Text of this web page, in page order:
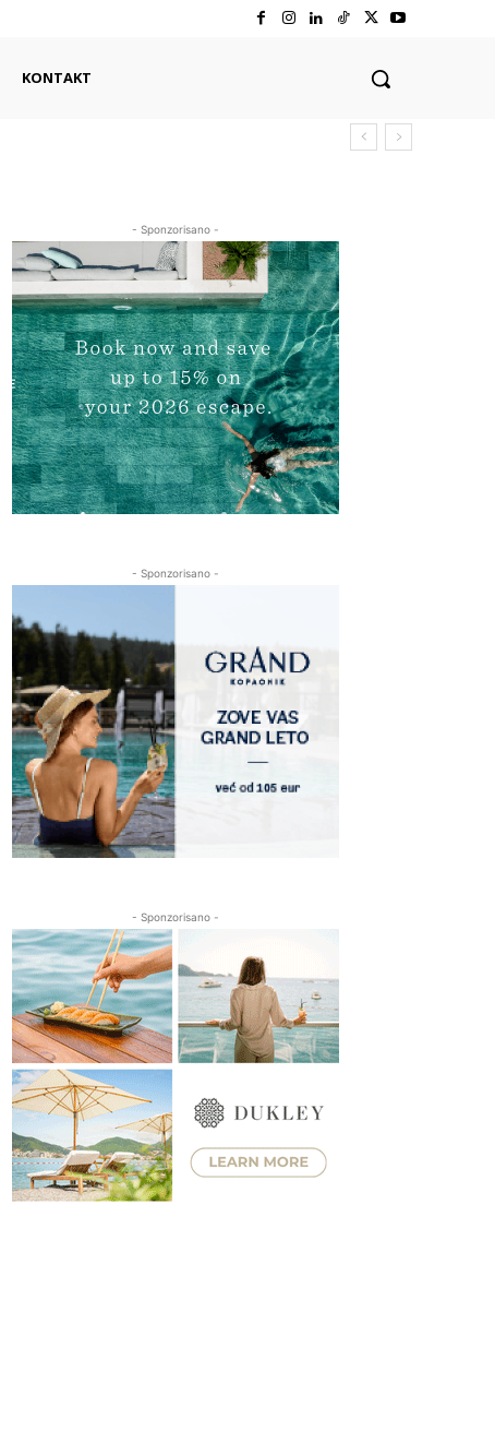
KONTAKT
- Sponzorisano -
- Sponzorisano -
- Sponzorisano -